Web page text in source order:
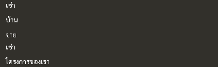
เช่า
บ้าน
ขาย
เช่า
โครงการของเรา